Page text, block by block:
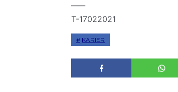
T-17022021
KARIER